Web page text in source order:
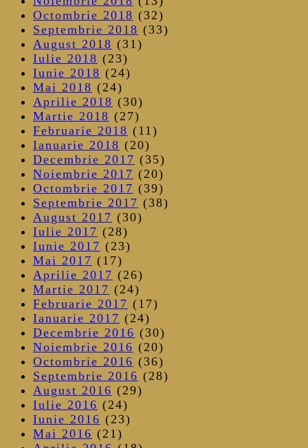
Octombrie 2018 (32)
Septembrie 2018 (33)
August 2018 (31)
Iulie 2018 (23)
Iunie 2018 (24)
Mai 2018 (24)
Aprilie 2018 (30)
Martie 2018 (27)
Februarie 2018 (11)
Ianuarie 2018 (20)
Decembrie 2017 (35)
Noiembrie 2017 (20)
Octombrie 2017 (39)
Septembrie 2017 (38)
August 2017 (30)
Iulie 2017 (28)
Iunie 2017 (23)
Mai 2017 (17)
Aprilie 2017 (26)
Martie 2017 (24)
Februarie 2017 (17)
Ianuarie 2017 (24)
Decembrie 2016 (30)
Noiembrie 2016 (20)
Octombrie 2016 (36)
Septembrie 2016 (28)
August 2016 (29)
Iulie 2016 (24)
Iunie 2016 (23)
Mai 2016 (21)